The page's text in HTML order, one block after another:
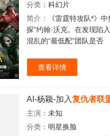
分类： 科幻片
简介：
《雷霆特攻队*》
探”约翰·沃克。在发现陷
混乱的“最低配”团队是否
查看详情
AI-杨颖-加入复仇者联
主演： 未知
分类： 明星换脸